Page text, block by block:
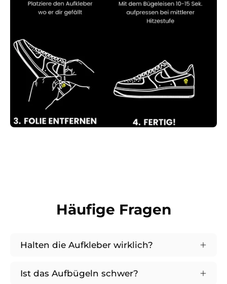
Häufige Fragen
Halten die Aufkleber wirklich?
Ist das Aufbügeln schwer?